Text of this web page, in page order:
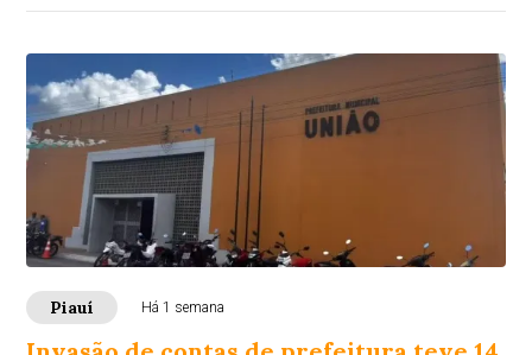
Piauí Há 1 semana